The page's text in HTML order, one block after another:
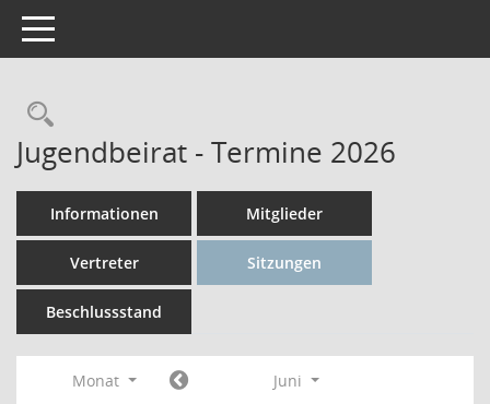
Toggle navigation
Rechercheauswahl
Jugendbeirat - Termine 2026
Informationen Mitglieder
Vertreter Sitzungen
Beschlussstand
Monat
Juni